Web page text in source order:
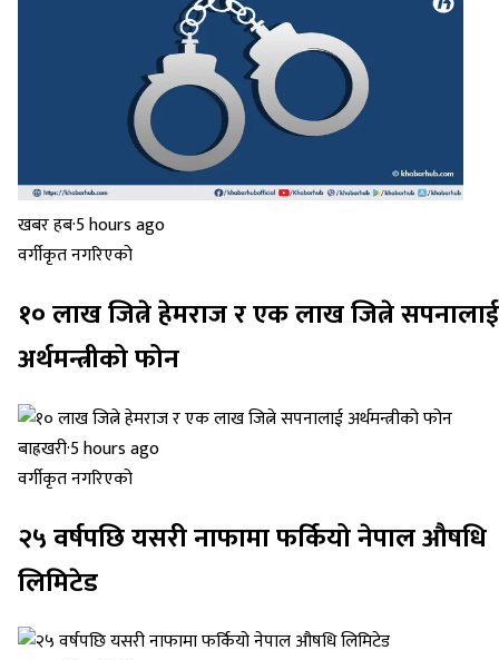
खबर हब·5 hours ago
वर्गीकृत नगरिएको
१० लाख जित्ने हेमराज र एक लाख जित्ने सपनालाई
अर्थमन्त्रीको फोन
बाह्रखरी·5 hours ago
वर्गीकृत नगरिएको
२५ वर्षपछि यसरी नाफामा फर्कियो नेपाल औषधि
लिमिटेड